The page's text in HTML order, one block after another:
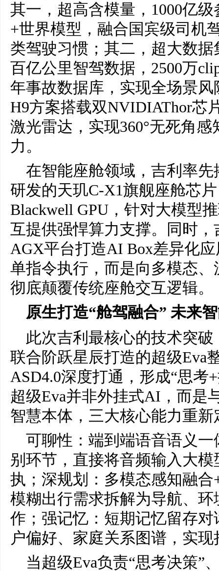
其一，超高含模量，1000亿
+世界模型，融合国宾级司机
类驾驶习惯；其二，超大数
百亿公里智驾数据，2500万
年事故数据库，实现全场景
H9方案搭载双NVIDIAThor芯
激光雷达，实现360°无死角
力。
在智能座舱领域，吉利率
研发的天玑C-X1旗舰座舱芯
Blackwell GPU，针对大模型
互提供强悍算力支撑。同时
AGX平台打造AI Box差异化
单指令执行，而是向多模态
彻底颠覆传统座舱交互逻辑。
原生打造“舱驾融合” 未来
此次吉利最核心的技术突
联合阶跃星辰打造的超级Eva
ASD4.0深度打通，形成“思考
超级Eva并非外挂式AI，而是
智慧本体，三大核心能力重
可聊性：端到端语音语义
别环节，直接将音频输入大
执；深规划：多模态感知融
模糊出行需求拆解为导航、
作；强记忆：短期记忆留存
户偏好、家庭关系图谱，实
当超级Eva负责“思考决策”